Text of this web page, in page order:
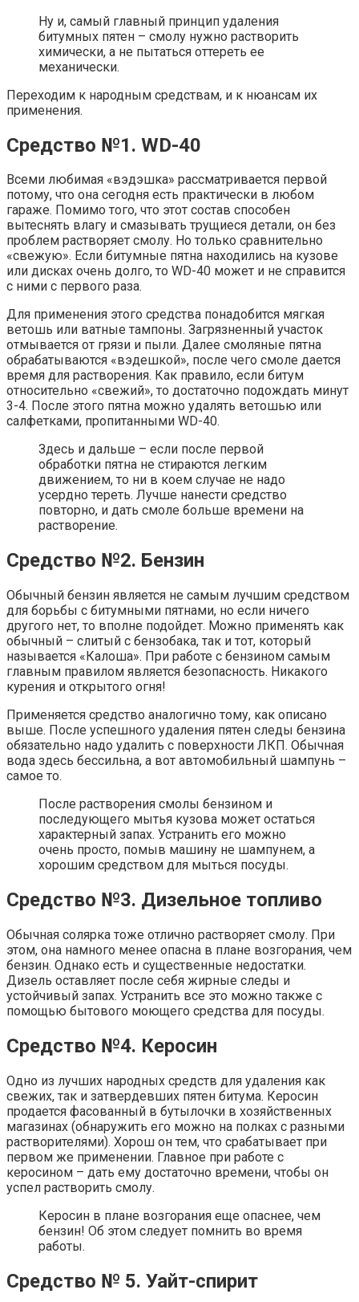
Ну и, самый главный принцип удаления
битумных пятен – смолу нужно растворить
химически, а не пытаться оттереть ее
механически.
Переходим к народным средствам, и к нюансам их
применения.
Средство №1. WD-40
Всеми любимая «вэдэшка» рассматривается первой
потому, что она сегодня есть практически в любом
гараже. Помимо того, что этот состав способен
вытеснять влагу и смазывать трущиеся детали, он без
проблем растворяет смолу. Но только сравнительно
«свежую». Если битумные пятна находились на кузове
или дисках очень долго, то WD-40 может и не справится
с ними с первого раза.
Для применения этого средства понадобится мягкая
ветошь или ватные тампоны. Загрязненный участок
отмывается от грязи и пыли. Далее смоляные пятна
обрабатываются «вэдешкой», после чего смоле дается
время для растворения. Как правило, если битум
относительно «свежий», то достаточно подождать минут
3-4. После этого пятна можно удалять ветошью или
салфетками, пропитанными WD-40.
Здесь и дальше – если после первой
обработки пятна не стираются легким
движением, то ни в коем случае не надо
усердно тереть. Лучше нанести средство
повторно, и дать смоле больше времени на
растворение.
Средство №2. Бензин
Обычный бензин является не самым лучшим средством
для борьбы с битумными пятнами, но если ничего
другого нет, то вполне подойдет. Можно применять как
обычный – слитый с бензобака, так и тот, который
называется «Калоша». При работе с бензином самым
главным правилом является безопасность. Никакого
курения и открытого огня!
Применяется средство аналогично тому, как описано
выше. После успешного удаления пятен следы бензина
обязательно надо удалить с поверхности ЛКП. Обычная
вода здесь бессильна, а вот автомобильный шампунь –
самое то.
После растворения смолы бензином и
последующего мытья кузова может остаться
характерный запах. Устранить его можно
очень просто, помыв машину не шампунем, а
хорошим средством для мыться посуды.
Средство №3. Дизельное топливо
Обычная солярка тоже отлично растворяет смолу. При
этом, она намного менее опасна в плане возгорания, чем
бензин. Однако есть и существенные недостатки.
Дизель оставляет после себя жирные следы и
устойчивый запах. Устранить все это можно также с
помощью бытового моющего средства для посуды.
Средство №4. Керосин
Одно из лучших народных средств для удаления как
свежих, так и затвердевших пятен битума. Керосин
продается фасованный в бутылочки в хозяйственных
магазинах (обнаружить его можно на полках с разными
растворителями). Хорош он тем, что срабатывает при
первом же применении. Главное при работе с
керосином – дать ему достаточно времени, чтобы он
успел растворить смолу.
Керосин в плане возгорания еще опаснее, чем
бензин! Об этом следует помнить во время
работы.
Средство № 5. Уайт-спирит